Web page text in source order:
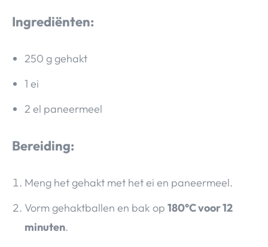
Ingrediënten:
250 g gehakt
1 ei
2 el paneermeel
Bereiding:
Meng het gehakt met het ei en paneermeel.
Vorm gehaktballen en bak op 180°C voor 12
minuten.